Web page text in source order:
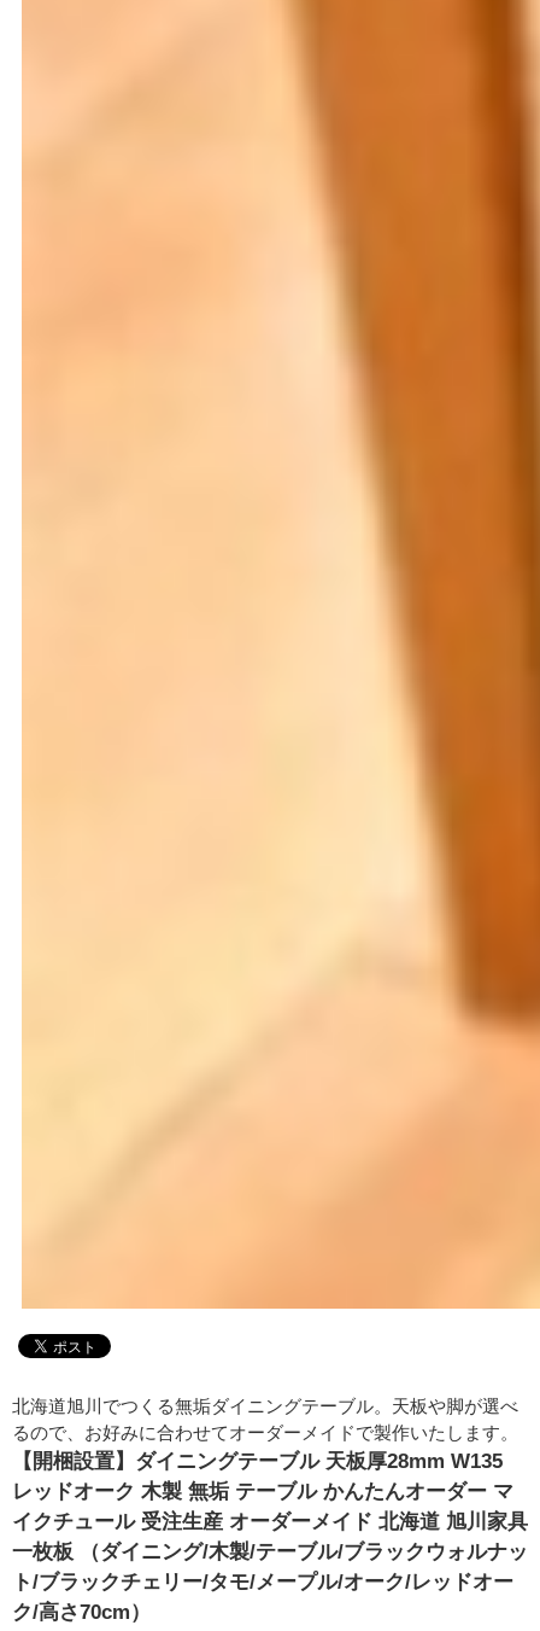
北海道旭川でつくる無垢ダイニングテーブル。天板や脚が選べ
るので、お好みに合わせてオーダーメイドで製作いたします。
【開梱設置】ダイニングテーブル 天板厚28mm W135
レッドオーク 木製 無垢 テーブル かんたんオーダー マ
イクチュール 受注生産 オーダーメイド 北海道 旭川家具
一枚板 （ダイニング/木製/テーブル/ブラックウォルナッ
ト/ブラックチェリー/タモ/メープル/オーク/レッドオー
ク/高さ70cm）